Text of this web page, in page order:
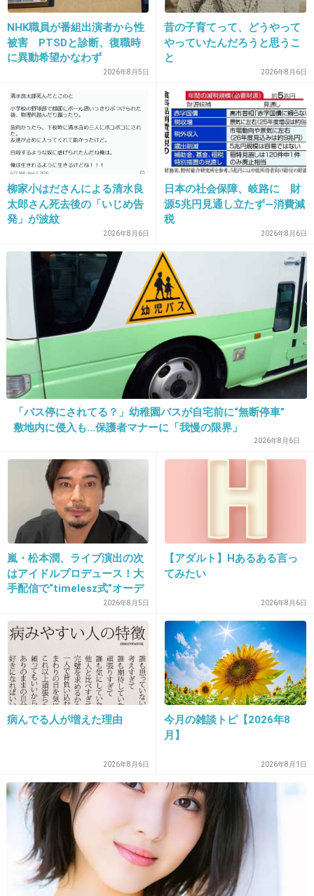
そもそも平井理央がフリーでやっていけるとは
思えない
16. 匿名 2013/02/03(日) 17:43:34
中野美奈子って「地下チンコ」の人？？？
-1
2013/02/03(日) 17:43:53
最近フリーになるアナが多すぎて…
-2
18. 匿名2013/02/03(日) 17:43:56
フジの女子アナって
タレント気取りでイラッとする
19. 匿名2013/02/03(日) 17:44:46
やっぱり女同士だから、ドロドロないじめとか
+16
20. 匿名2013/02/03(日) 17:44:46
>11
メンバーは豪華だけど、たしかに雰囲気はちょっと地味だ
2013/02/03(日) 17:44:48
悪いけど、中野さんは性格悪そう
+49
NHK職員が番組出演者から性
被害 PTSDと診断、復職時
に異動希望かなわず
2026年8月5日
昔の子育てって、どうやって
やっていたんだろうと思うこ
と
2026年8月6日
柳家小はださんによる清水良
太郎さん死去後の「いじめ告
発」が波紋
2026年8月6日
日本の社会保障、岐路に 財
源5兆円見通し立たず―消費減
税
2026年8月6日
「バス停にされてる？」幼稚園バスが自宅前に“無断停車”
敷地内に侵入も…保護者マナーに「我慢の限界」
2026年8月6日
嵐・松本潤、ライブ演出の次
はアイドルプロデュース！大
手配信で“timelesz式”オーデ
ィション番組が進行中か2026年8月5日
【アダルト】Hあるある言っ
てみたい
2026年8月6日
病んでる人が増えた理由
2026年8月6日
今月の雑談トピ【2026年8
月】
2026年8月1日